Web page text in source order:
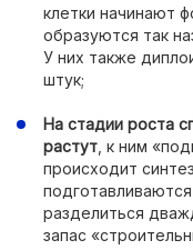
клетки начинают
образуются так
У них также
штук;
На стадии роста
растут , к ним
происходит
разделиться
запас